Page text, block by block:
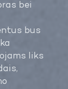
bei
bus
liks